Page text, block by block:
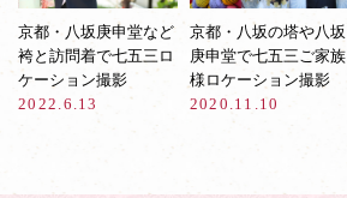
京都・八坂庚申堂など
袴と訪問着で七五三ロ
ケーション撮影
2022.6.13
京都・八坂の塔や八坂
庚申堂で七五三ご家族
様ロケーション撮影
2020.11.10